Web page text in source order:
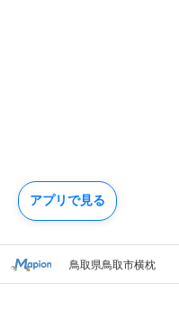
鳥取県鳥取市横枕
アプリで見る